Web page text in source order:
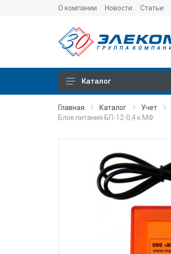
О компании Новости Статьи
Тепловычислители
Датчики температуры
Датчики давления
Теплосчетчики
Сервисные устройства
Оборудование для монтажа
Каталог
Главная Каталог Учет
Блок питания БП-12-0,4 к МФ